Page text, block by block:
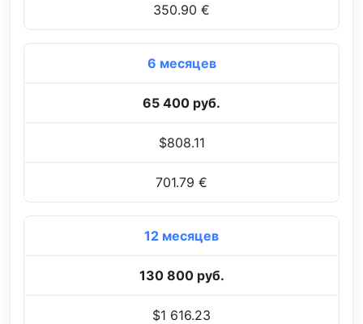
350.90 €
6 месяцев
65 400 руб.
$808.11
701.79 €
12 месяцев
130 800 руб.
$1 616.23